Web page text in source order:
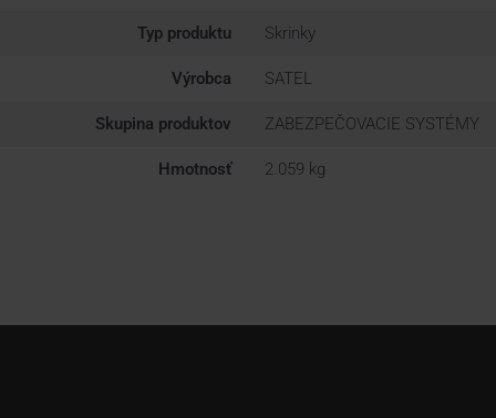
Typ produktu Skrinky
Výrobca SATEL
Skupina produktov ZABEZPEČOVACIE SYSTÉMY
Hmotnosť 2.059 kg